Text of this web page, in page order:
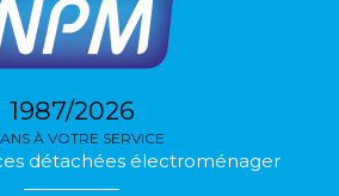
1987/2026
À VOTRE SERVICE
détachées électroménager